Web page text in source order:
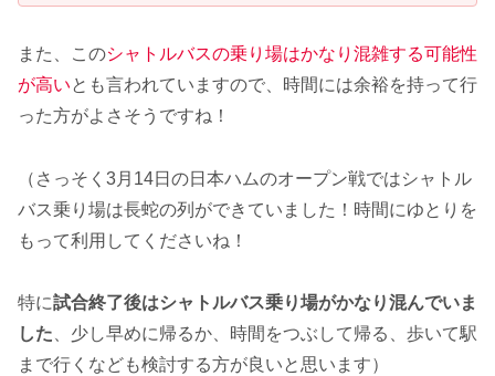
また、このシャトルバスの乗り場はかなり混雑する可能性
が高いとも言われていますので、時間には余裕を持って行
った方がよさそうですね！
（さっそく3月14日の日本ハムのオープン戦ではシャトル
バス乗り場は長蛇の列ができていました！時間にゆとりを
もって利用してくださいね！
特に試合終了後はシャトルバス乗り場がかなり混んでいま
した 、少し早めに帰るか、時間をつぶして帰る、歩いて駅
まで行くなども検討する方が良いと思います）